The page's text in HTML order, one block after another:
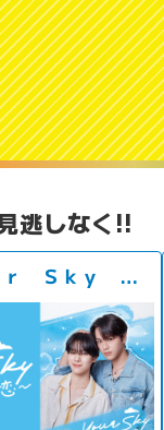
逃しなく!!
Ｙｏｕｒ Ｓｋｙ ハレのち恋